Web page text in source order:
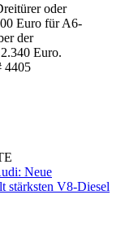
oder
Euro für A6-
der
Euro.
4405
Neue
stärksten V8-Diesel